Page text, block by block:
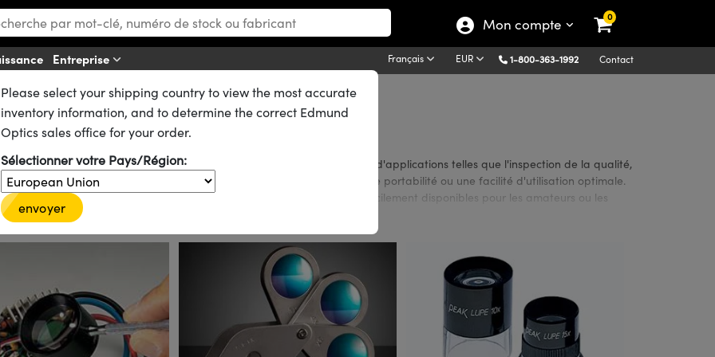
Mon compte 0
Entreprise Français EUR 1-800-363-1992 Contact
Portables
capacités de grossissement pratiques et portables, à un large éventail d'applications telles que l'inspection de la qualité,
conçus pour tenir dans la main ou dans la poche, pour une portabilité ou une facilité d'utilisation optimale.
choix idéal pour proposer des capacités de grossissement d'image facilement disponibles pour les amateurs ou les
Please select your shipping country to view the most accurate
inventory information, and to determine the correct Edmund
Optics sales office for your order.
Sélectionner votre Pays/Région:
envoyer